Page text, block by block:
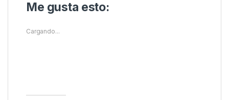
Me gusta esto:
Cargando...